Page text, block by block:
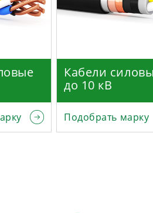
Кабели
до 10 кВ
Подобрать марку